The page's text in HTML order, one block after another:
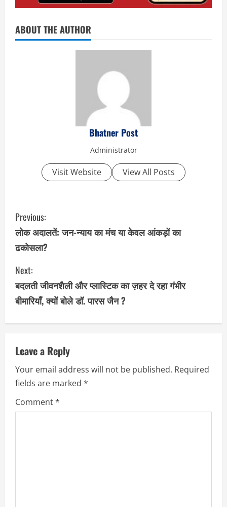
ABOUT THE AUTHOR
Bhatner Post
Administrator
Visit Website View All Posts
C
o
n
t
i
n
e
R
e
Previous:
लोक अदालतें: जन-न्याय का मंच या केवल आंकड़ों का
ढकोसला?
Next:
बदलती जीवनशैली और प्लास्टिक का ज़हर दे रहा गंभीर
बीमारियाँ, क्यों बोले डॉ. पारस जैन ?
Leave a Reply
Your email address will not be published. Required
fields are marked *
Comment*